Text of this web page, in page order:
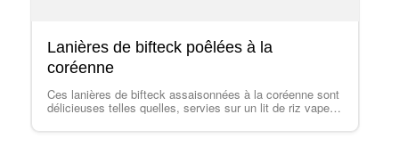
Lanières de bifteck poêlées à la
coréenne
Ces lanières de bifteck assaisonnées à la coréenne sont
délicieuses telles quelles, servies sur un lit de riz vapeur
manger comme des tacos. S'accompagne bien de brocoli